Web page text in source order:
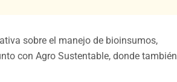
sobre el manejo de bioinsumos,
con Agro Sustentable, donde también